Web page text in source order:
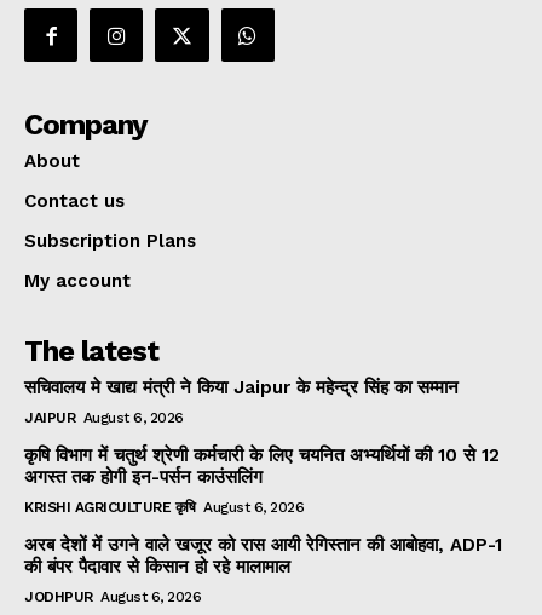
Company
About
Contact us
Subscription Plans
My account
The latest
सचिवालय मे खाद्य मंत्री ने किया Jaipur के महेन्द्र सिंह का सम्मान
JAIPUR August 6, 2026
कृषि विभाग में चतुर्थ श्रेणी कर्मचारी के लिए चयनित अभ्यर्थियों की 10 से 12
अगस्त तक होगी इन-पर्सन काउंसलिंग
KRISHI AGRICULTURE कृषि August 6, 2026
अरब देशों में उगने वाले खजूर को रास आयी रेगिस्तान की आबोहवा, ADP-1
की बंपर पैदावार से किसान हो रहे मालामाल
JODHPUR August 6, 2026